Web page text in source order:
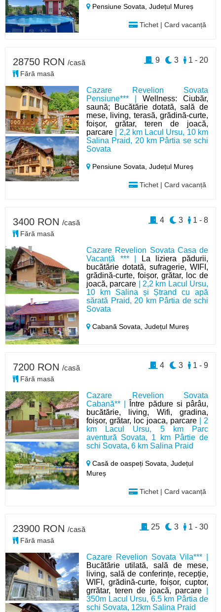
Pensiune Sovata,Județul Mureș
Tichet | Card vacanță
Cazare Revelion Sovata
Pensiune*** |Wellness: Ciubăr,
saună; Bucătărie dotată, sală de
mese, living, terasă, grădină-curte,
foișor, grătar, teren de joacă,
parcare | 2,2 km Lacul Ursu, 10 km
Salina Praid, 20 km Pârtia se schi
Sovata
Pensiune Sovata,Județul Mureș
Tichet | Card vacanță
28750 RON /casă
Fără masă
1 - 20
3
9
Cazare Revelion Sovata Casa de
Vacanță *** |
La liziera pădurii,
bucătărie dotată, sufragerie, WIFI,
grădină-curte, foișor, grătar, loc de
joacă, parcare | 2,2 km Lacul Ursu,
10 km Salina și Ștrand cu apă
sărată Praid, 20 km Pârtia de schi
Sovata
Cabană Sovata,Județul Mureș
3400 RON /casă
Fără masă
1 - 8
3
4
Cazare Revelion Sovata
Cabană** |
Între pădure si pârâu,
bucătărie, living, Wifi, gradina,
foișor, grătar, loc joaca, parcare | 2
km Lacul Ursu, 5 km Parc
aventură Sovata, 1 km Pârtie de
schi Sovata, 6 km Salina Praid
Casă de oaspeți Sovata,Județul
Mureș
Tichet | Card vacanță
7200 RON /casă
Fără masă
1 - 9
3
4
Cazare Revelion Sovata Vila*** |
Bucătărie utilată, sală de mese,
living, sală de conferințe, recepție,
WIFI, grădină-curte, foișor, cuptor,
grrătar, teren de joacă, parcare
350m Lacul Ursu, 6.5 km Pârtia de
schi Sovata, 12km Salina Praid
23900 RON /casă
Fără masă
1 - 30
3
25